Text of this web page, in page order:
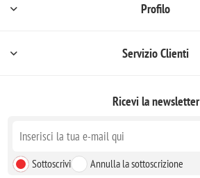
Profilo
Servizio Clienti
Ricevi la newsletter
Sottoscrivi Annulla la sottoscrizione